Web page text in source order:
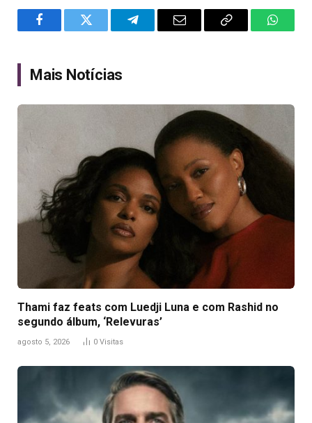
FacebookTwitter TelegramEmail
Copy
Mais Notícias
Thami faz feats com Luedji Luna e com Rashid no
segundo álbum, ‘Relevuras’
agosto 5, 2026 0 Visitas